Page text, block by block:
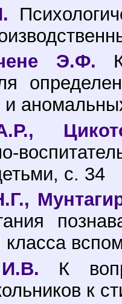
Э.Ф. К
с. 34
К
к